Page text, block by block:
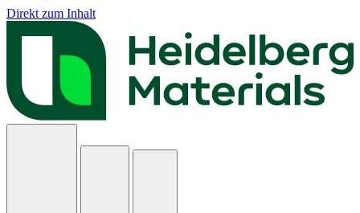
Direkt zum Inhalt